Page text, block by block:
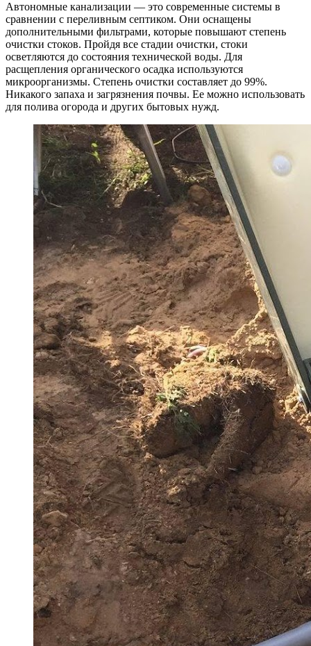
Автономные канализации — это современные системы в
сравнении с переливным септиком. Они оснащены
дополнительными фильтрами, которые повышают степень
очистки стоков. Пройдя все стадии очистки, стоки
осветляются до состояния технической воды. Для
расщепления органического осадка используются
микроорганизмы. Степень очистки составляет до 99%.
Никакого запаха и загрязнения почвы. Ее можно использовать
для полива огорода и других бытовых нужд.